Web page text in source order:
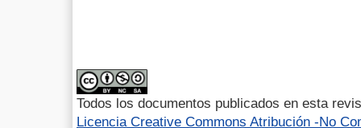
Todos los documentos publicados en esta
Licencia Creative Commons Atribución -No